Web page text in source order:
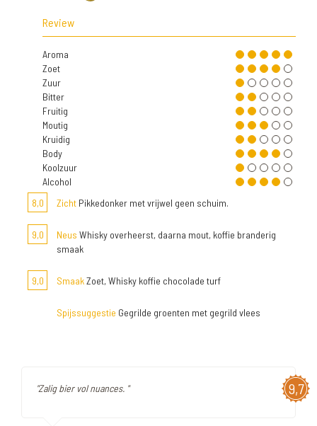
Review
Aroma
Zoet
Zuur
Bitter
Fruitig
Moutig
Kruidig
Body
Koolzuur
Alcohol
8,0
Zicht Pikkedonker met vrijwel geen schuim.
9,0 Neus Whisky overheerst, daarna mout, koffie branderig
smaak
9,0 SmaakZoet, Whisky koffie chocolade turf
Spijssuggestie Gegrilde groenten met gegrild vlees
9,7
"Zalig bier vol nuances. "